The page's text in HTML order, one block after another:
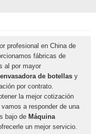
profesional en China de
fábricas de
al por mayor
de botellas y
por contrato.
la mejor cotización
vamos a responder de una
bajo de Máquina
un mejor servicio.